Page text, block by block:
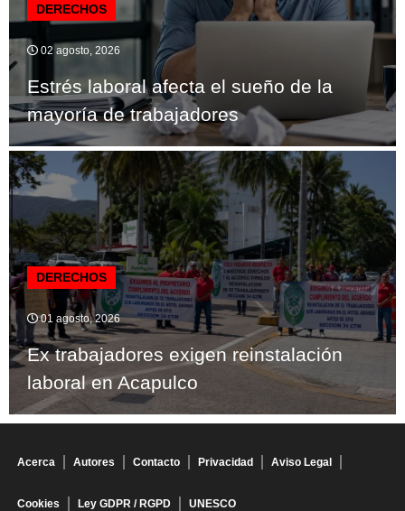
DERECHOS
02 agosto, 2026
Estrés laboral afecta el sueño de la
mayoría de trabajadores
DERECHOS
01 agosto, 2026
Ex trabajadores exigen reinstalación
laboral en Acapulco
Acerca Autores Contacto Privacidad Aviso Legal
Cookies Ley GDPR / RGPD UNESCO